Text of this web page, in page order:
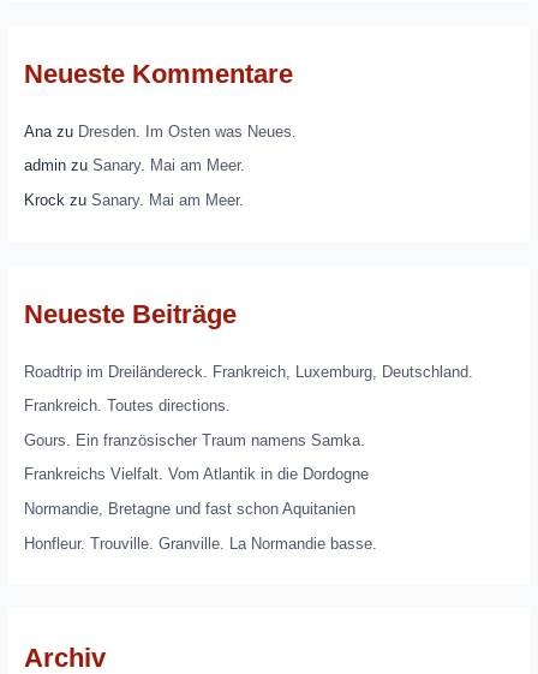
Neueste Kommentare
Anazu Dresden. Im Osten was Neues.
adminzu Sanary. Mai am Meer.
Krock zu Sanary. Mai am Meer.
Neueste Beiträge
Roadtrip im Dreiländereck. Frankreich, Luxemburg, Deutschland.
Frankreich. Toutes directions.
Gours. Ein französischer Traum namens Samka.
Frankreichs Vielfalt. Vom Atlantik in die Dordogne
Normandie, Bretagne und fast schon Aquitanien
Honfleur. Trouville. Granville. La Normandie basse.
Archiv